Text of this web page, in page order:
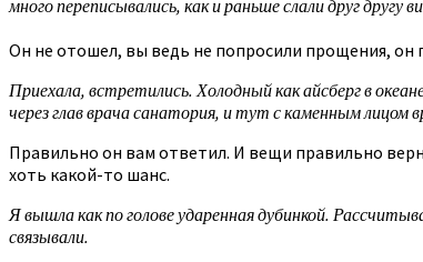
много переписывались, как и раньше слали друг
Он не отошел, вы ведь не попросили прощения,
Приехала, встретились. Холодный как айсберг в
через глав врача санатория, и тут с каменным
Правильно он вам ответил. И вещи правильно
хоть какой-то шанс.
Я вышла как по голове ударенная дубинкой.
связывали.